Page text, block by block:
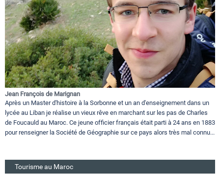
Jean François de Marignan
Après un Master d'histoire à la Sorbonne et un an d'enseignement dans un
lycée au Liban je réalise un vieux rêve en marchant sur les pas de Charles
de Foucauld au Maroc. Ce jeune officier français était parti à 24 ans en 1883
pour renseigner la Société de Géographie sur ce pays alors très mal connu...
Tourisme au Maroc